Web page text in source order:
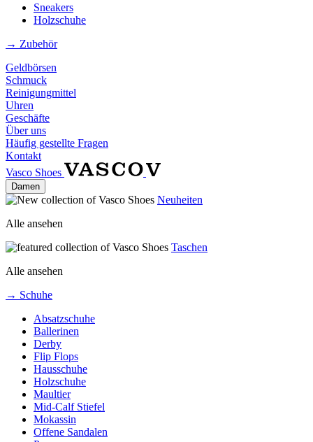
Sneakers
Holzschuhe
→ Zubehör
Geldbörsen
Schmuck
Reinigungmittel
Uhren
Geschäfte
Über uns
Häufig gestellte Fragen
Kontakt
Vasco Shoes
Damen
Neuheiten
Alle ansehen
Taschen
Alle ansehen
→ Schuhe
Absatzschuhe
Ballerinen
Derby
Flip Flops
Hausschuhe
Holzschuhe
Maultier
Mid-Calf Stiefel
Mokassin
Offene Sandalen